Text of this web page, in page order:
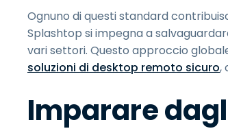
Ognuno di questi standard
Splashtop si impegna a
vari settori. Questo approccio
soluzioni di desktop remoto sicuro,
Imparare